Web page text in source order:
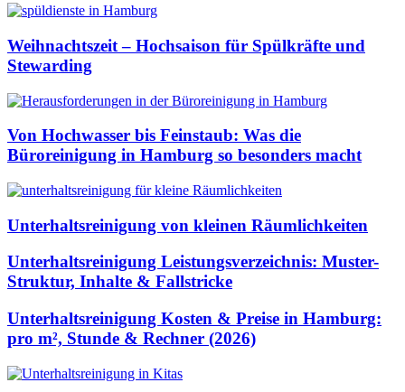
Weihnachtszeit – Hochsaison für Spülkräfte und
Stewarding
Von Hochwasser bis Feinstaub: Was die
Büroreinigung in Hamburg so besonders macht
Unterhaltsreinigung von kleinen Räumlichkeiten
Unterhaltsreinigung Leistungsverzeichnis: Muster-
Struktur, Inhalte & Fallstricke
Unterhaltsreinigung Kosten & Preise in Hamburg:
pro m², Stunde & Rechner (2026)